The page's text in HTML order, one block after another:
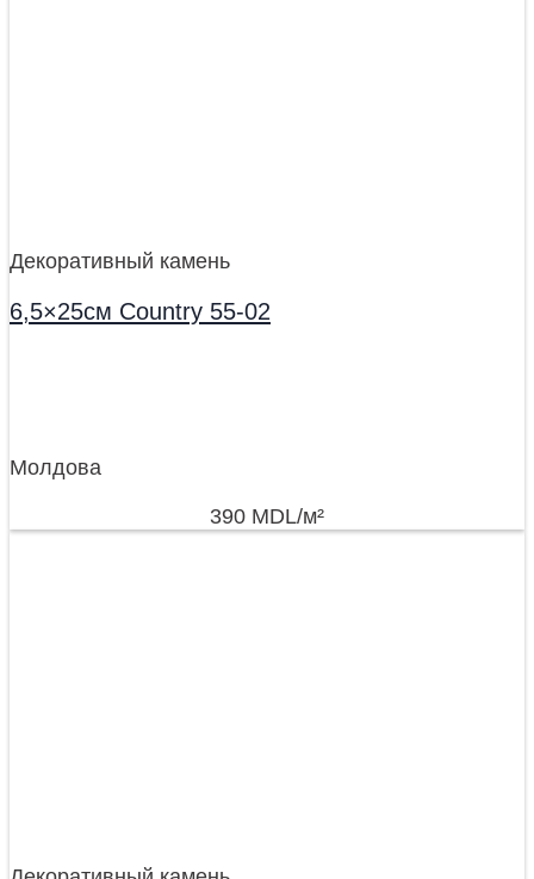
Декоративный камень
6,5×25см Country 55-02
Молдова
390 MDL/м²